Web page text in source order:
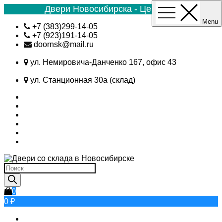
Двери Новосибирска - Цена №1
Skip
content
+7 (383)299-14-05
+7 (923)191-14-05
doornsk@mail.ru
ул. Немировича-Данченко 167, офис 43
ул. Станционная 30а (склад)
Поиск
товаров
0
0 ₽
Menu